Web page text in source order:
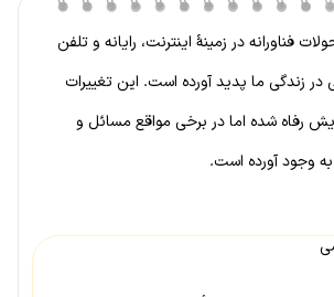
فناورانه در زمینهٔ اینترنت، رایانه و تلفن
در زندگی ما پدید آورده است. این تغییرات
رفاه شده اما در برخی مواقع مسائل و
وجود آورده است.